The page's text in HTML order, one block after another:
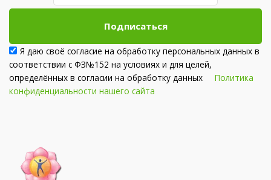
Подписаться
Я даю своё согласие на обработку персональных данных в
соответствии с ФЗ№152 на условиях и для целей,
определённых в согласии на обработку данных Политика
конфиденциальности нашего сайта